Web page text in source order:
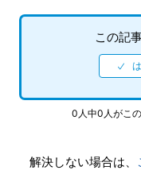
行けばいいか、バト
【Xbox Series X|S/龍
この記
0人中0人がこ
解決しない場合は、